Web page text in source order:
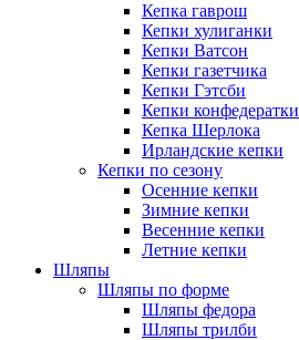
Кепка гаврош
Кепки хулиганки
Кепки Ватсон
Кепки газетчика
Кепки Гэтсби
Кепки конфедератки
Кепка Шерлока
Ирландские кепки
Кепки по сезону
Осенние кепки
Зимние кепки
Весенние кепки
Летние кепки
Шляпы
Шляпы по форме
Шляпы федора
Шляпы трилби